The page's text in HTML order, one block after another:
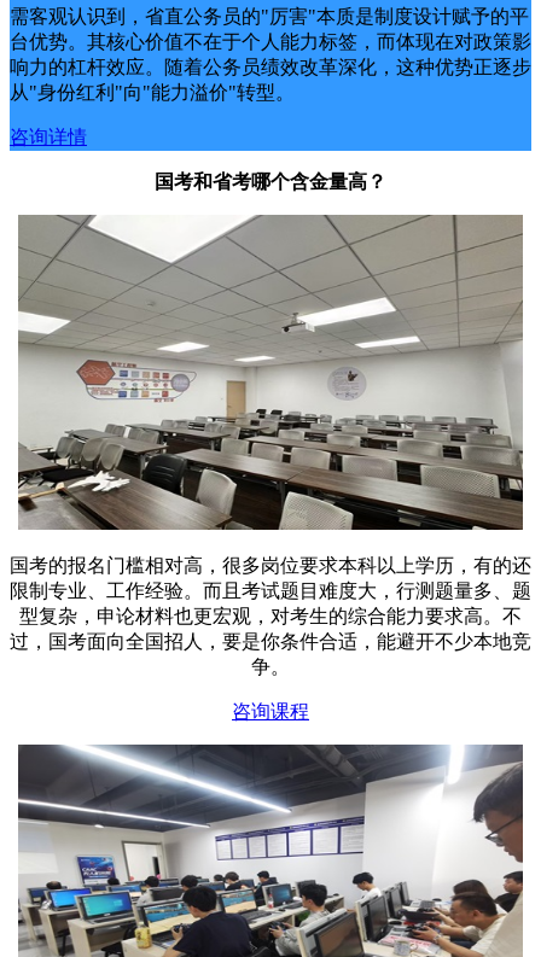
需客观认识到，省直公务员的"厉害"本质是制度设计赋予的平
台优势。其核心价值不在于个人能力标签，而体现在对政策影
响力的杠杆效应。随着公务员绩效改革深化，这种优势正逐步
从"身份红利"向"能力溢价"转型。
咨询详情
国考和省考哪个含金量高？
国考的报名门槛相对高，很多岗位要求本科以上学历，有的还
限制专业、工作经验。而且考试题目难度大，行测题量多、题
型复杂，申论材料也更宏观，对考生的综合能力要求高。不
过，国考面向全国招人，要是你条件合适，能避开不少本地竞
争。
咨询课程